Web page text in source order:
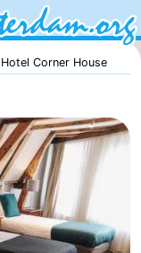
Hotel Corner House